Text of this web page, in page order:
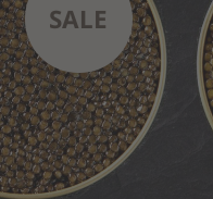
SALE